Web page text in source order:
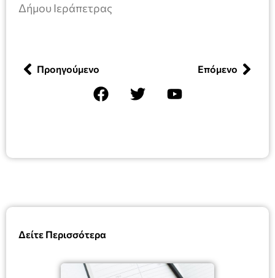
Δείτε Περισσότερα
Δήμου Ιεράπετρας
Προηγούμενο Επόμενο